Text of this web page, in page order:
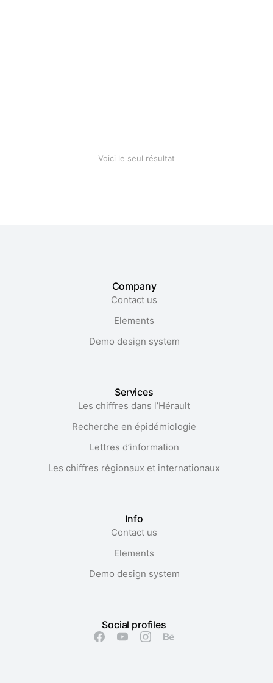
Voici le seul résultat
Company
Contact us
Elements
Demo design system
Services
Les chiffres dans l’Hérault​
Recherche en épidémiologie
Lettres d’information
Les chiffres régionaux et internationaux
Info
Contact us
Elements
Demo design system
Social profiles